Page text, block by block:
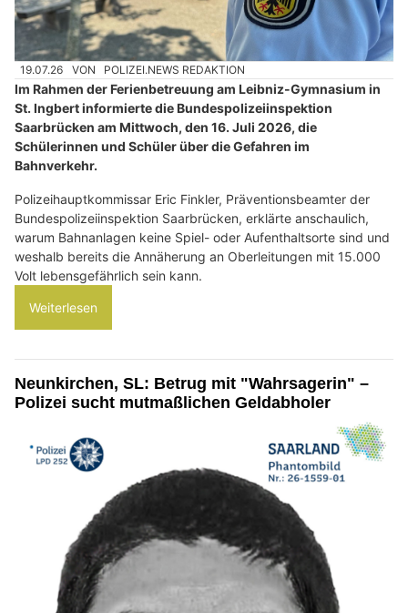
19.07.26 VON POLIZEI.NEWS REDAKTION
Im Rahmen der Ferienbetreuung am Leibniz-Gymnasium in
St. Ingbert informierte die Bundespolizeiinspektion
Saarbrücken am Mittwoch, den 16. Juli 2026, die
Schülerinnen und Schüler über die Gefahren im
Bahnverkehr.
Polizeihauptkommissar Eric Finkler, Präventionsbeamter der
Bundespolizeiinspektion Saarbrücken, erklärte anschaulich,
warum Bahnanlagen keine Spiel- oder Aufenthaltsorte sind und
weshalb bereits die Annäherung an Oberleitungen mit 15.000
Volt lebensgefährlich sein kann.
Weiterlesen
Neunkirchen, SL: Betrug mit "Wahrsagerin" –
Polizei sucht mutmaßlichen Geldabholer